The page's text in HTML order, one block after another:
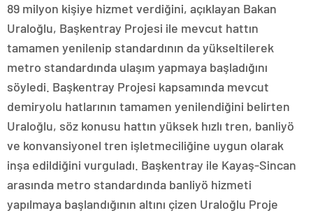
89 milyon kişiye hizmet verdiğini, açıklayan Bakan
Uraloğlu, Başkentray Projesi ile mevcut hattın
tamamen yenilenip standardının da yükseltilerek
metro standardında ulaşım yapmaya başladığını
söyledi. Başkentray Projesi kapsamında mevcut
demiryolu hatlarının tamamen yenilendiğini belirten
Uraloğlu, söz konusu hattın yüksek hızlı tren, banliyö
ve konvansiyonel tren işletmeciliğine uygun olarak
inşa edildiğini vurguladı. Başkentray ile Kayaş-Sincan
arasında metro standardında banliyö hizmeti
yapılmaya başlandığının altını çizen Uraloğlu Proje